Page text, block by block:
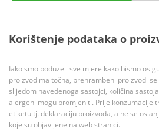
Korištenje podataka o
Iako smo poduzeli sve mjere kako bismo
proizvodima točna, prehrambeni proizvodi
slijedom navedenoga sastojci, količina
alergeni mogu promjeniti. Prije konzumacije
etiketu tj. deklaraciju proizvoda, a ne se
koje su objavljene na web stranici.